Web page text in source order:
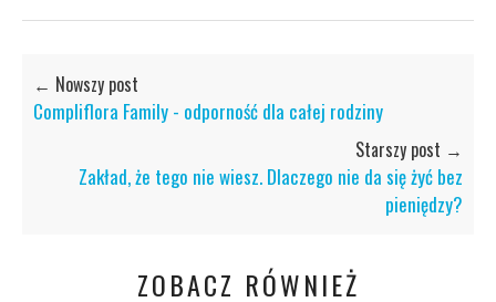
← Nowszy post
Compliflora Family - odporność dla całej rodziny
Starszy post →
Zakład, że tego nie wiesz. Dlaczego nie da się żyć bez
pieniędzy?
ZOBACZ RÓWNIEŻ